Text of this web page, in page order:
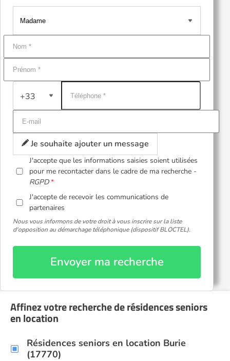
+33
Je souhaite ajouter un message
J'accepte que les informations saisies soient utilisées
pour me recontacter dans le cadre de ma recherche -
RGPD
J'accepte de recevoir les communications de
partenaires
Nous vous informons de votre droit à vous inscrire sur la liste
d'opposition au démarchage téléphonique (dispositif BLOCTEL).
Envoyer ma recherche
Affinez votre recherche de résidences seniors
en location
Résidences seniors en location Burie
(17770)